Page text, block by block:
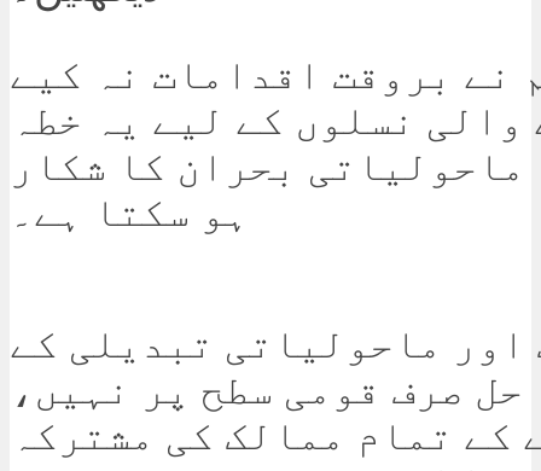
نے بروقت اقدامات نہ کیے
والی نسلوں کے لیے یہ خطہ
ماحولیاتی بحران کا شکار
ہو سکتا ہے۔
اور ماحولیاتی تبدیلی کے
حل صرف قومی سطح پر نہیں،
کے تمام ممالک کی مشترکہ